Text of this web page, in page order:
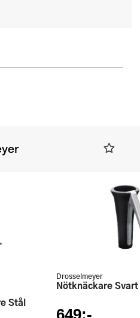
Stål
Drosselmeyer
Nötknäckare Svart
649:-